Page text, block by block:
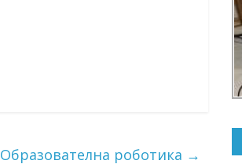
Образователна роботика →